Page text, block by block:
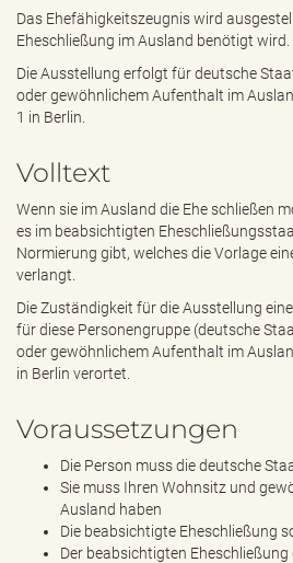
Das Ehefähigkeitszeugnis wird
Eheschließung im Ausland benötigt wird.
Die Ausstellung erfolgt für deutsche
oder gewöhnlichem Aufenthalt im
1 in Berlin.
Volltext
Wenn sie im Ausland die Ehe schließen
es im beabsichtigten
Normierung gibt, welches die Vorlage
verlangt.
Die Zuständigkeit für die Ausstellung
für diese Personengruppe (deutsche
oder gewöhnlichem Aufenthalt im
in Berlin verortet.
Voraussetzungen
Die Person muss die deutsche
Sie muss Ihren Wohnsitz und
Ausland haben
Die beabsichtigte Eheschließung
Der beabsichtigten